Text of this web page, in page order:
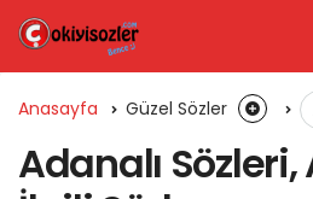
Anasayfa Güzel Sözler
Adanalı